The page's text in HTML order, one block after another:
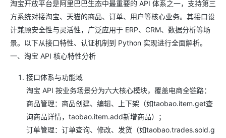
淘宝开放平台是阿里巴巴生态中最重要的 API 体系之一，支持第三
方系统对接淘宝、天猫的商品、订单、用户等核心业务。其接口设
计兼顾安全性与灵活性，广泛应用于 ERP、CRM、数据分析等场
景。以下从接口特性、认证机制到 Python 实现进行全面解析。
一、淘宝 API 核心特性分析
接口体系与功能域
淘宝 API 按业务场景分为六大核心模块，覆盖电商全链路：
商品管理：商品创建、编辑、上下架（如taobao.item.get查
询商品详情，taobao.item.add新增商品）；
订单管理：订单查询、修改、发货（如taobao.trades.sold.g